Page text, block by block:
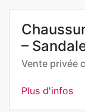
–
Vente privée
Plus d'infos